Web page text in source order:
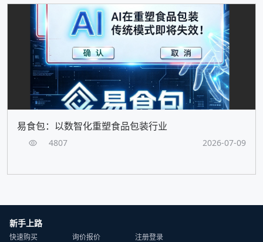
易食包：以数智化重塑食品包装行业
4807 2026-07-09
新手上路
快速购买 询价报价 注册登录